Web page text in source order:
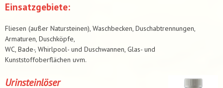
Einsatzgebiete:
Fliesen (außer Natursteinen), Waschbecken, Duschabtrennungen,
Armaturen, Duschköpfe,
WC, Bade-, Whirlpool- und Duschwannen, Glas- und
Kunststoffoberflächen uvm.
Urinsteinlöser